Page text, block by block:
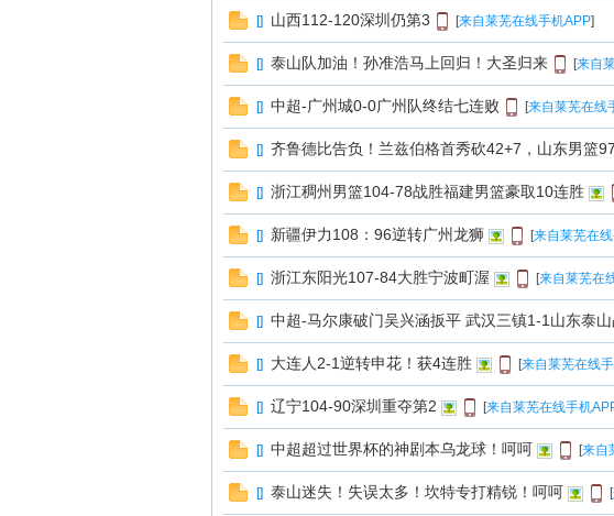
[] 山西112-120深圳仍第3 [来自莱芜在线手机APP]
[] 泰山队加油！孙准浩马上回归！大圣归来 [来自
[] 中超-广州城0-0广州队终结七连败 [来自莱芜在线
[] 齐鲁德比告负！兰兹伯格首秀砍42+7，山东男篮
[] 浙江稠州男篮104-78战胜福建男篮豪取10连胜
[] 新疆伊力108：96逆转广州龙狮 [来自莱芜在
[] 浙江东阳光107-84大胜宁波町渥 [来自莱芜在
[] 中超-马尔康破门吴兴涵扳平 武汉三镇1-1山东泰
[] 大连人2-1逆转申花！获4连胜 [来自莱芜在线
[] 辽宁104-90深圳重夺第2 [来自莱芜在线手机
[] 中超超过世界杯的神剧本乌龙球！呵呵 [来自
[] 泰山迷失！失误太多！坎特专打精锐！呵呵 [